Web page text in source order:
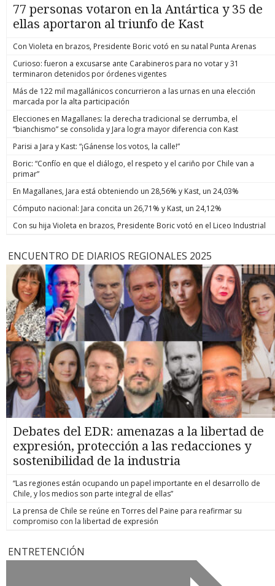
77 personas votaron en la Antártica y 35 de
ellas aportaron al triunfo de Kast
Con Violeta en brazos, Presidente Boric votó en su natal Punta Arenas
Curioso: fueron a excusarse ante Carabineros para no votar y 31
terminaron detenidos por órdenes vigentes
Más de 122 mil magallánicos concurrieron a las urnas en una elección
marcada por la alta participación
Elecciones en Magallanes: la derecha tradicional se derrumba, el
“bianchismo” se consolida y Jara logra mayor diferencia con Kast
Parisi a Jara y Kast: “¡Gánense los votos, la calle!”
Boric: “Confío en que el diálogo, el respeto y el cariño por Chile van a
primar”
En Magallanes, Jara está obteniendo un 28,56% y Kast, un 24,03%
Cómputo nacional: Jara concita un 26,71% y Kast, un 24,12%
Con su hija Violeta en brazos, Presidente Boric votó en el Liceo Industrial
ENCUENTRO DE DIARIOS REGIONALES 2025
Debates del EDR: amenazas a la libertad de
expresión, protección a las redacciones y
sostenibilidad de la industria
“Las regiones están ocupando un papel importante en el desarrollo de
Chile, y los medios son parte integral de ellas”
La prensa de Chile se reúne en Torres del Paine para reafirmar su
compromiso con la libertad de expresión
ENTRETENCIÓN